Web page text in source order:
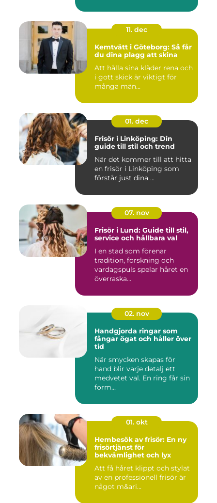
11. dec
Kemtvätt i Göteborg: Så får
du dina plagg att skina
Att hålla sina kläder rena och
i gott skick är viktigt för
många män...
01. dec
Frisör i Linköping: Din
guide till stil och trend
När det kommer till att hitta
en frisör i Linköping som
förstår just dina ...
07. nov
Frisör i Lund: Guide till stil,
service och hållbara val
I en stad som förenar
tradition, forskning och
vardagspuls spelar håret en
överraska...
02. nov
Handgjorda ringar som
fångar ögat och håller över
tid
När smycken skapas för
hand blir varje detalj ett
medvetet val. En ring får sin
form...
01. okt
Hembesök av frisör: En ny
frisörtjänst för
bekvämlighet och lyx
Att få håret klippt och stylat
av en professionell frisör är
något m&ari...